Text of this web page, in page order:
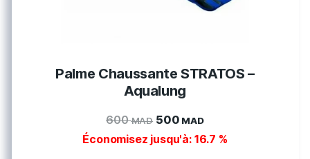
Palme Chaussante STRATOS –
Aqualung
600MAD 500 MAD
Économisez jusqu'à: 16.7 %